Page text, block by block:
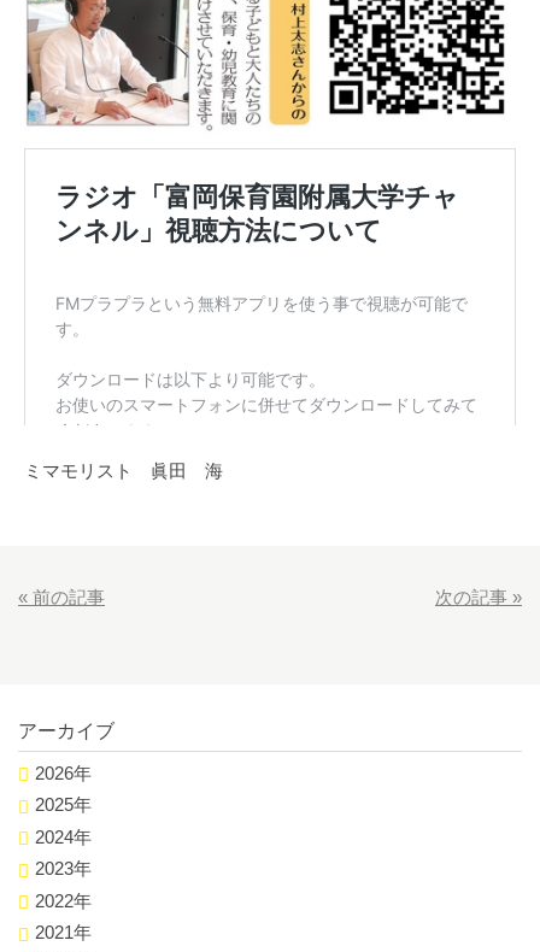
ミマモリスト 眞田 海
« 前の記事 次の記事 »
アーカイブ
2026年
2025年
2024年
2023年
2022年
2021年